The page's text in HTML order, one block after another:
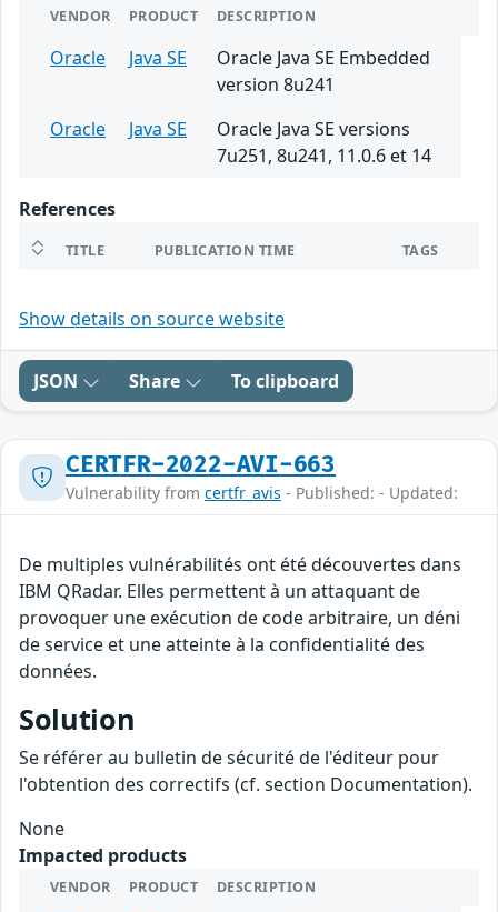
VENDOR PRODUCT DESCRIPTION
Oracle Java SE
Oracle Java SE Embedded
version 8u241
Oracle
Java SE
Oracle Java SE versions
7u251, 8u241, 11.0.6 et 14
References
TITLE PUBLICATION TIME TAGS
Show details on source website
JSON Share To clipboard
CERTFR-2022-AVI-663
Vulnerability from certfr_avis - Published: - Updated:
De multiples vulnérabilités ont été découvertes dans
IBM QRadar. Elles permettent à un attaquant de
provoquer une exécution de code arbitraire, un déni
de service et une atteinte à la confidentialité des
données.
Solution
Se référer au bulletin de sécurité de l'éditeur pour
l'obtention des correctifs (cf. section Documentation).
None
Impacted products
VENDOR PRODUCT DESCRIPTION